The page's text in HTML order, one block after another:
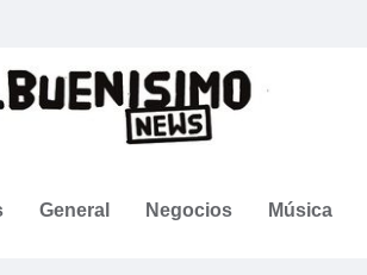
General Negocios Música